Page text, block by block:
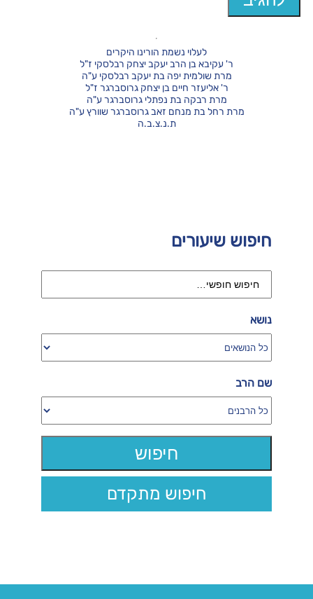
חיפוש שיעורים
נושא
שם הרב
חיפוש מתקדם
לעלוי נשמת הורינו היקרים
ר' עקיבא בן הרב יעקב יצחק רבלסקי ז"ל
מרת שולמית יפה בת יעקב רבלסקי ע"ה
ר' אליעזר חיים בן יצחק גרוסברגר ז"ל
מרת רבקה בת נפתלי גרוסברגר ע"ה
מרת רחל בת מנחם זאב גרוסברגר שוורץ ע"ה
ת.נ.צ.ב.ה